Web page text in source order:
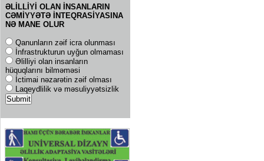
ƏLİLLİYİ OLAN İNSANLARIN
CƏMİYYƏTƏ İNTEQRASİYASINA
NƏ MANE OLUR
Qanunların zəif icra olunması
İnfrastrukturun uyğun olmaması
Əlilliyi olan insanların
hüquqlarını bilməməsi
İctimai nəzarətin zəif olması
Laqeydlilik və məsuliyyətsizlik